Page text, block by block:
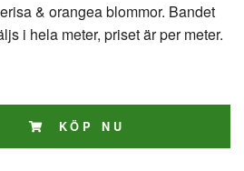
& orangea blommor. Bandet
i hela meter, priset är per meter.
KÖP NU